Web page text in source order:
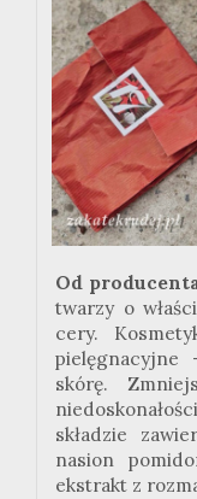
Od
twarzy o
cery.
pielęgnacyjne
skórę.
składzie
nasion
ekstrakt z